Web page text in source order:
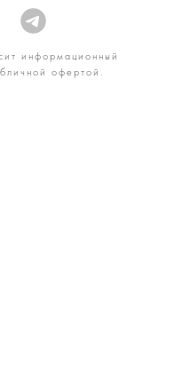
информационный
офертой.